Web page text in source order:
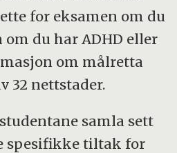
for eksamen om du
du har ADHD eller
om målretta
32 nettstader.
samla sett
spesifikke tiltak for